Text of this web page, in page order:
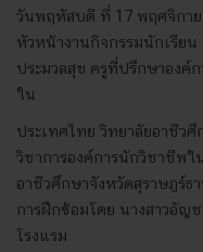
วันพฤหัสบดี ที่ 17 พฤศจิกาย
หัวหน้างานกิจกรรมนักเรีย
ประมวลสุข ครูที่ปรึกษาองค์
ใน
ประเทศไทย วิทยาลัยอาชีว
วิชาการองค์การนักวิชาชีพ
อาชีวศึกษาจังหวัดสุราษฎร์
การฝึกซ้อมโดย นางสาวอั
โรงแรม